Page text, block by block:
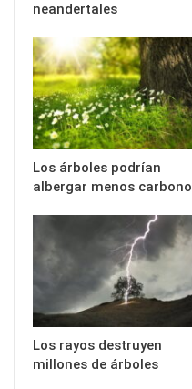
neandertales
Los árboles podrían
albergar menos carbono
Los rayos destruyen
millones de árboles